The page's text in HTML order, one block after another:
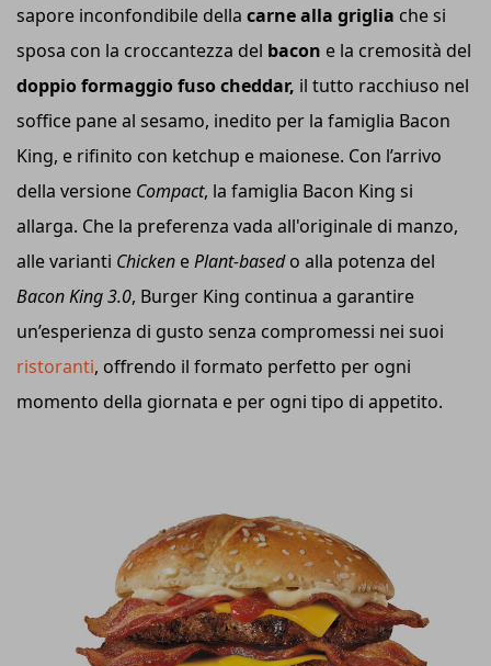
sapore inconfondibile della carne alla griglia che si
sposa con la croccantezza del bacon e la cremosità del
doppio formaggio fuso cheddar, il tutto racchiuso nel
soffice pane al sesamo, inedito per la famiglia Bacon
King, e rifinito con ketchup e maionese. Con l’arrivo
della versione Compact, la famiglia Bacon King si
allarga. Che la preferenza vada all'originale di manzo,
alle varianti Chicken ePlant-basedo alla potenza del
Bacon King 3.0, Burger King continua a garantire
un’esperienza di gusto senza compromessi nei suoi
ristoranti, offrendo il formato perfetto per ogni
momento della giornata e per ogni tipo di appetito.